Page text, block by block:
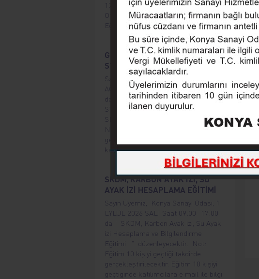
17.00’da “Akıllı Tarım Makineleri ve
Otomasyon” eğitimi düzenleyecektir.
Eğitim herkes için ücretsizdir.
GIDA ÜRETİMİNDE: KALİTE,
STANDART VE SERTİFİKASYON
Sayın Üyemiz, Konya Sanayi Odası, 26
AĞUSTOS 2026 ÇARŞAMBA Saat 09:00- 17:00
da " GIDA ÜRETİMİNDE; KALİTE,
STANDART VE
SERTİFİKASYON Eğitimi " düzenleyecektir.
Not: Eğitim 10 kişiyi geçtiği takdirde
gerçekleştirilecektir. Eğitim 10 kişiyi geçtiğinde
katılımcılara e mail ile bilgi verilecektir.
SKDM, KARBON AYAK İZİ, SU
AYAK İZİ HESAPLAMA EĞİTİMİ
Sayın Üyemiz, Konya Sanayi Odası, 1
EYLÜL 2026 SALI Saat 09:00- 17:00
da " SKDM, Karbon Ayak izi, Su Ayak
izi Hesaplama ve Bilgilendirme
Eğitimi " düzenleyecektir. Not:
Eğitim 10 kişiyi geçtiği takdirde
gerçekleştirilecektir. Eğitim 10 kişiyi
geçtiğinde katılımcılara e mail ile bilgi